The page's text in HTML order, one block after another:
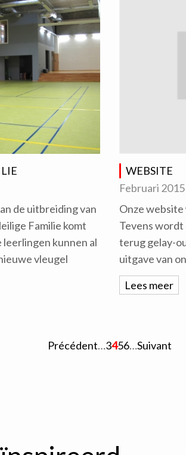
de uitbreiding van
Familie komt
kunnen al
vleugel
WEBSITE
Februari 2015
Onze
Tevens
terug gelay-
uitgave van
Lees meer
Précédent…3456…Suivant